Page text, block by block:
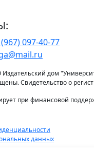
097-40-77
дом
Свидетельство о
при финансовой
данных